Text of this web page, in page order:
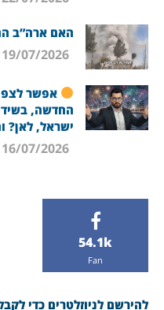
האם ארה”ב
אפשר
החדשה,
ישראל, לאן?
54.1k
Fan
להירשם לניוזלטרים כדי